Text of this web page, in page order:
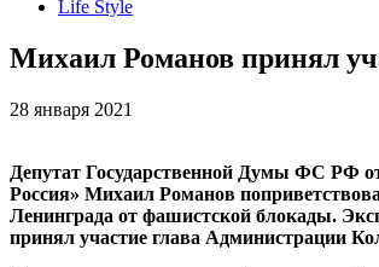
Life Style
Михаил Романов принял
28 января 2021
Депутат Государственной Думы ФС РФ
Россия» Михаил Романов
Ленинграда от фашистской блокады.
принял участие глава Администрации